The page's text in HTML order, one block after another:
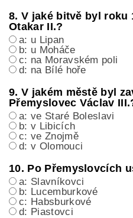
8. V jaké bitvě byl roku
Otakar II.?
a: u Lipan
b: u Moháče
c: na Moravském poli
d: na Bílé hoře
9. V jakém městě byl
Přemyslovec Václav
a: ve Staré Boleslavi
b: v Libicích
c: ve Znojmě
d: v Olomouci
10. Po Přemyslovcích
a: Slavníkovci
b: Lucemburkové
c: Habsburkové
d: Piastovci